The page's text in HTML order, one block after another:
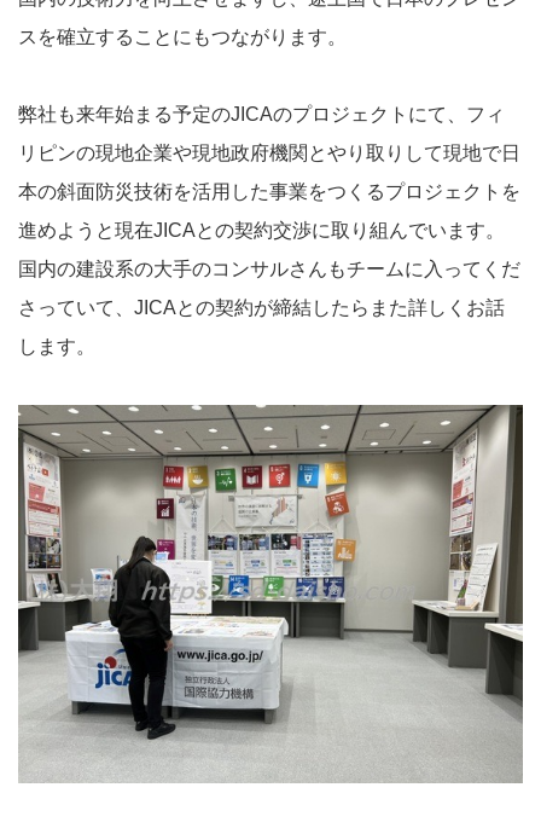
スを確立することにもつながります。
弊社も来年始まる予定のJICAのプロジェクトにて、フィ
リピンの現地企業や現地政府機関とやり取りして現地で日
本の斜面防災技術を活用した事業をつくるプロジェクトを
進めようと現在JICAとの契約交渉に取り組んでいます。
国内の建設系の大手のコンサルさんもチームに入ってくだ
さっていて、JICAとの契約が締結したらまた詳しくお話
します。